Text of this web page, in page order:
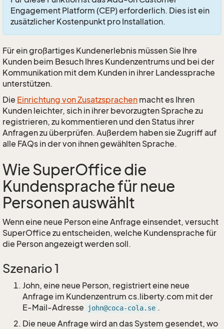
Engagement Platform (CEP) erforderlich. Dies ist ein
zusätzlicher Kostenpunkt pro Installation.
Für ein großartiges Kundenerlebnis müssen Sie Ihre
Kunden beim Besuch Ihres Kundenzentrums und bei der
Kommunikation mit dem Kunden in ihrer Landessprache
unterstützen.
Die Einrichtung von Zusatzsprachen macht es Ihren
Kunden leichter, sich in ihrer bevorzugten Sprache zu
registrieren, zu kommentieren und den Status ihrer
Anfragen zu überprüfen. Außerdem haben sie Zugriff auf
alle FAQs in der von ihnen gewählten Sprache.
Wie SuperOffice die
Kundensprache für neue
Personen auswählt
Wenn eine neue Person eine Anfrage einsendet, versucht
SuperOffice zu entscheiden, welche Kundensprache für
die Person angezeigt werden soll.
Szenario 1
John, eine neue Person, registriert eine neue
Anfrage im Kundenzentrum cs.liberty.com mit der
E-Mail-Adresse
john@coca-cola.se .
Die neue Anfrage wird an das System gesendet, wo